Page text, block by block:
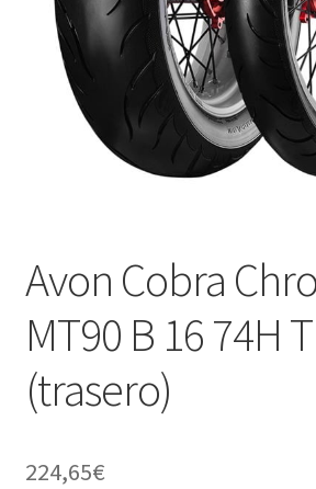
Avon Cobra
MT90 B 16 74H
(trasero)
224,65€